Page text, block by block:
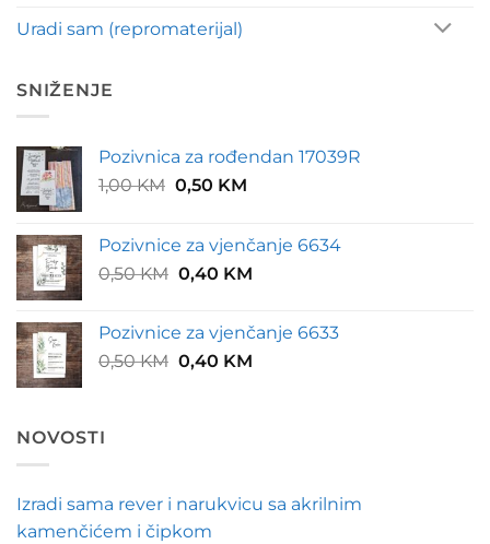
Uradi sam (repromaterijal)
SNIŽENJE
Pozivnica za rođendan 17039R
1,00KM Original
1,00 KM.
0,50 KMCurrent
0,50 KM.
Pozivnice za vjenčanje 6634
0,50KM Original
0,50 KM.
0,40 KMCurrent
0,40 KM.
Pozivnice za vjenčanje 6633
0,50KM Original
0,40 KMCurrent
NOVOSTI
Izradi sama rever i narukvicu sa akrilnim
kamenčićem i čipkom